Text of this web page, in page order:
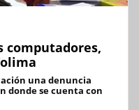
computadores,
una denuncia
donde se cuenta con